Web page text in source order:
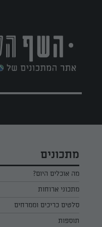
מתכונים
מה אוכלים היום?
מתכוני ארוחות
ארוחת בוקר
ארוחת צהריים
סלטים כריכים וממרחים
כל הסלטים כריכים וממרחים
תוספות